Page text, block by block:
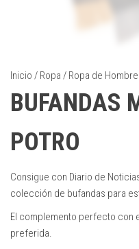
Inicio / Ropa / Ropa de Hombre
BUFANDAS
POTRO
Consigue con Diario de
colección de bufandas para
El complemento perfecto con
preferida.